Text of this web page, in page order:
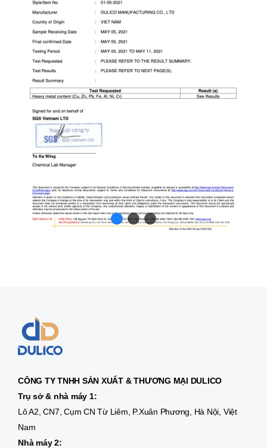
CÔNG TY TNHH SẢN XUẤT & THƯƠNG MẠI DULICO
Trụ sở & nhà máy 1:
Lô A2, CN7, Cụm CN Từ Liêm, P.Xuân Phương, Hà Nội, Việt
Nam
Nhà máy 2: